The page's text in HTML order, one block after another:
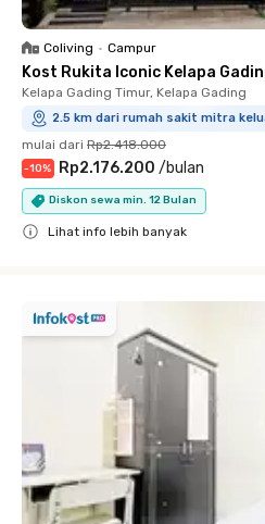
Coliving • Campur
Kost Rukita Iconic Kelapa
Kelapa Gading Timur, Kelapa Gading
2.5 km dari rumah sakit mitra
mulai dari Rp2.418.000
-10% Rp2.176.200 /bulan
Diskon sewa min. 12 Bulan
Lihat info lebih banyak